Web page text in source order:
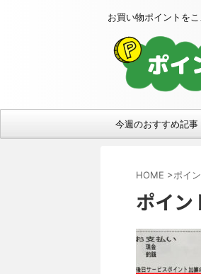
お買い物ポイントを
今週のおすすめ記事
HOME >ポイ
ポイン